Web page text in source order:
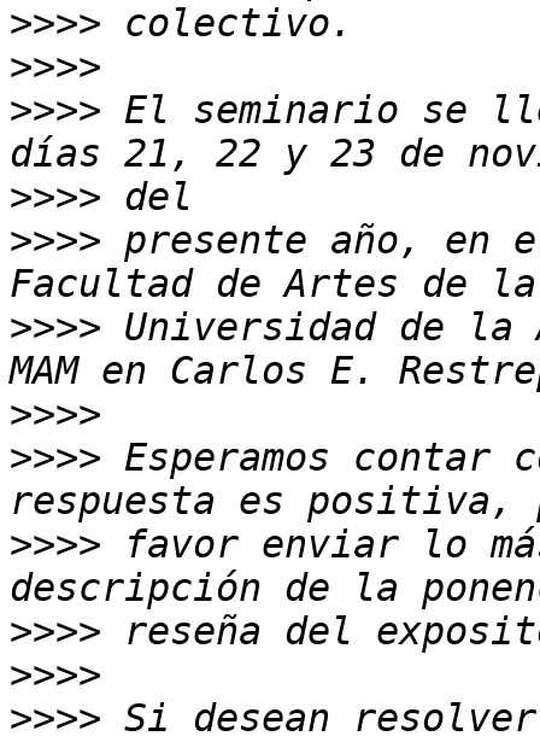
>>>>
>>>>
>>>> El seminario se
>>>>
>>>> presente año, en
>>>> Universidad de la
>>>>
>>>> Esperamos
>>>> favor enviar lo
>>>>
>>>>
>>>> Si desean